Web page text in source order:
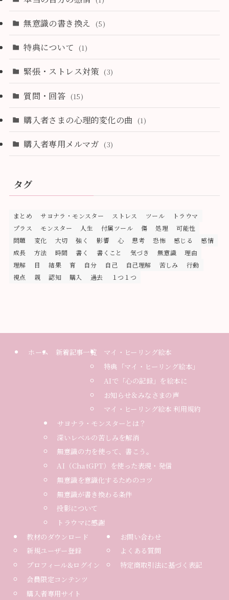
無意識の書き換え (5)
特典について (1)
緊張・ストレス対策 (3)
質問・回答 (15)
購入者さまの心理的変化の曲 (1)
購入者専用メルマガ (3)
タグ
まとめ サヨナラ・モンスター ストレス ツール
トラウマ
プラス
モンスター 人生 付属ツール 傷 処理
可能性
問題
変化 大切 強く 影響 心 思考 恐怖 感じる
感情
成長
方法 時間 書く 書くこと 気づき 無意識
理由
理解
目 結果 育 自分 自己 自己理解 苦しみ
行動
視点
親 認知 購入 過去 １つ１つ
ホーム 新着記事一覧
マイ・ヒーリング絵本
特典「マイ・ヒーリング絵本」
AIで「心の記録」を絵本に
お知らせ＆みなさまの声
マイ・ヒーリング絵本 利用規約
サヨナラ・モンスターとは？
深いレベルの苦しみを解消
無意識の力を使って、書こう。
AI（ChatGPT）を使った表現・発信
無意識を意識化するためのコツ
無意識が書き換わる条件
投影について
トラウマに感謝
教材のダウンロード
新規ユーザー登録
プロフィール&ログイン
会員限定コンテンツ
購入者専用サイト
お問い合わせ
よくある質問
特定商取引法に基づく表記